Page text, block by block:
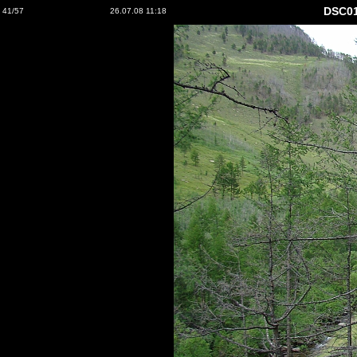
41/57 26.07.08 11:18